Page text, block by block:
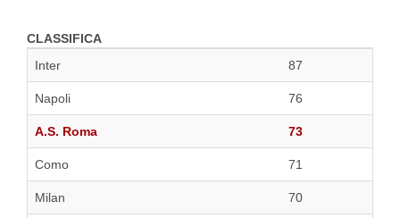
CLASSIFICA
Inter
87
Napoli 76
A.S. Roma 73
Como 71
Milan 70